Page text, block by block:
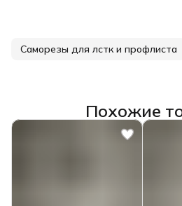
Саморезы для лстк и профлиста
Похожие